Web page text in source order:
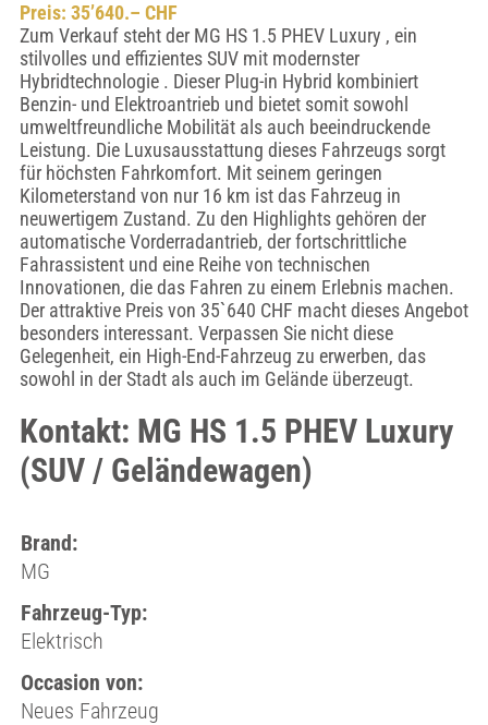
Preis: 35’640.– CHF
Zum Verkauf steht der MG HS 1.5 PHEV Luxury , ein
stilvolles und effizientes SUV mit modernster
Hybridtechnologie . Dieser Plug-in Hybrid kombiniert
Benzin- und Elektroantrieb und bietet somit sowohl
umweltfreundliche Mobilität als auch beeindruckende
Leistung. Die Luxusausstattung dieses Fahrzeugs sorgt
für höchsten Fahrkomfort. Mit seinem geringen
Kilometerstand von nur 16 km ist das Fahrzeug in
neuwertigem Zustand. Zu den Highlights gehören der
automatische Vorderradantrieb, der fortschrittliche
Fahrassistent und eine Reihe von technischen
Innovationen, die das Fahren zu einem Erlebnis machen.
Der attraktive Preis von 35`640 CHF macht dieses Angebot
besonders interessant. Verpassen Sie nicht diese
Gelegenheit, ein High-End-Fahrzeug zu erwerben, das
sowohl in der Stadt als auch im Gelände überzeugt.
Kontakt: MG HS 1.5 PHEV Luxury
(SUV / Geländewagen)
Brand:
MG
Fahrzeug-Typ:
Elektrisch
Occasion von:
Neues Fahrzeug